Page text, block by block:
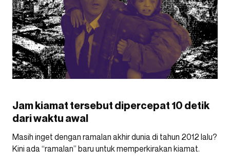
Jam kiamat tersebut dipercepat 10 detik
dari waktu awal
Masih inget dengan ramalan akhir dunia di tahun 2012 lalu?
Kini ada “ramalan” baru untuk memperkirakan kiamat.